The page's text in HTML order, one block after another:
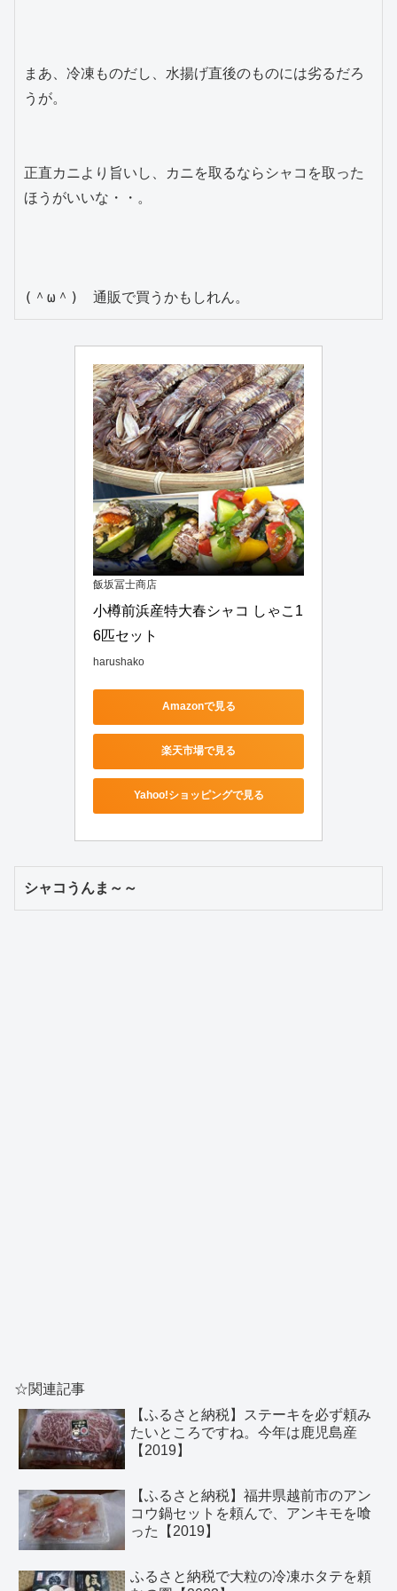
まあ、冷凍ものだし、水揚げ直後のものには劣るだろ
うが。
正直カニより旨いし、カニを取るならシャコを取った
ほうがいいな・・。
飯坂冨士商店
小樽前浜産特大春シャコ しゃこ1
6匹セット
harushako
Amazonで見る
楽天市場で見る
Yahoo!ショッピングで見る
シャコうんま～～
☆関連記事
【ふるさと納税】ステーキを必ず頼み
たいところですね。今年は鹿児島産
【2019】
【ふるさと納税】福井県越前市のアン
コウ鍋セットを頼んで、アンキモを喰
った【2019】
ふるさと納税で大粒の冷凍ホタテを頼